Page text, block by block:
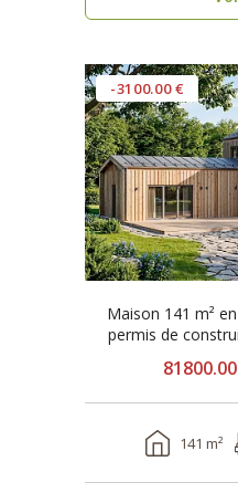
-3100.00 €
Maison 141 m²
141 m²